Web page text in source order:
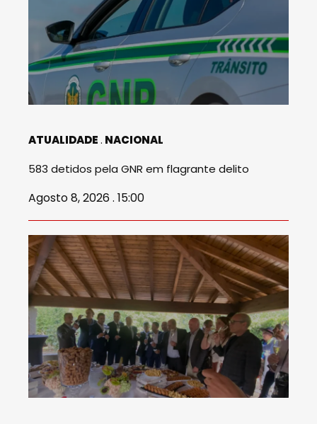
ATUALIDADE NACIONAL
583 detidos pela GNR em flagrante delito
Agosto 8, 2026 . 15:00